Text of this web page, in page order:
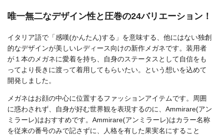
唯一無二なデザイン性と圧巻の24バリエーション！
イタリア語で「感嘆(かんたん)する」を意味する、他にはない独創
的なデザインが美しいレディース向けの新作メガネです。装用者
が１本のメガネに愛着を持ち、自身のステータスとして自信をも
ってより長きに渡って着用してもらいたい。という想いを込めて
開発しました。
メガネはお顔の中心に位置するファッションアイテムです。周囲
に惑わされず、自身が好む世界観を表現するのに、Ammirare(アン
ミラーレ)はおすすめです。Ammirare(アンミラーレ)はカラー名称
を従来の番号のみで記さずに、人格を有した果実名にすること